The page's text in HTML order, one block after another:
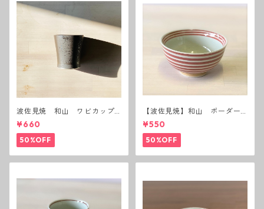
波佐見焼 和山 ワビカップ
黒錆 3種(アウトレット）
¥660
50%OFF
【波佐見焼】和山 ボーダー
茶碗 赤
¥550
50%OFF